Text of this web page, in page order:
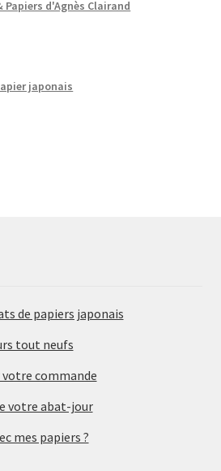
Papiers d'Agnès Clairand
japonais
de papiers japonais
tout neufs
votre commande
votre abat-jour
mes papiers ?